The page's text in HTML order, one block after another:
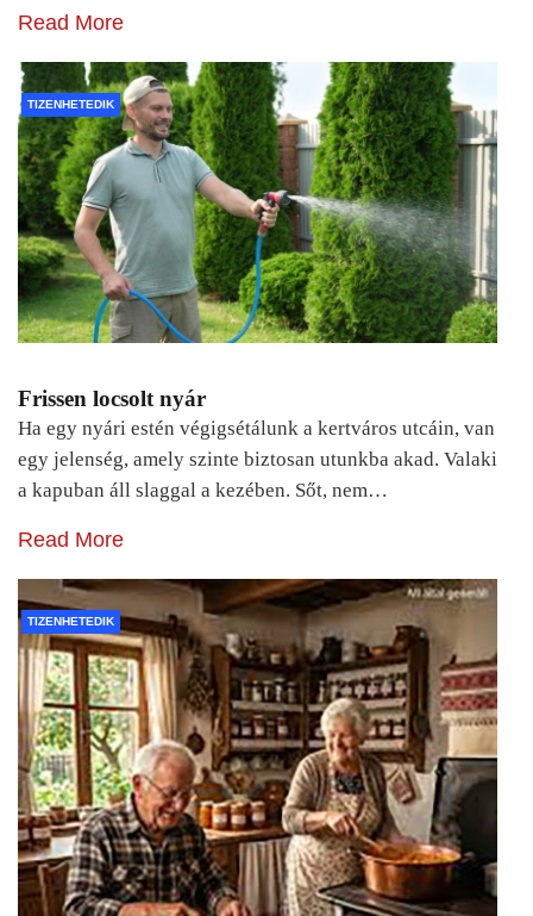
Read More
TIZENHETEDIK
Frissen locsolt nyár
Ha egy nyári estén végigsétálunk a kertváros utcáin, van
egy jelenség, amely szinte biztosan utunkba akad. Valaki
a kapuban áll slaggal a kezében. Sőt, nem…
Read More
TIZENHETEDIK